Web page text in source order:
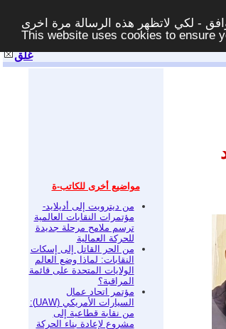
- لكي لاتظهر هذه الرسالة مرة اخرى -
This website uses cookies to ensure
غلق
مواضيع أخرى للكاتب-ة
من ديترويت إلى أديلايد-
مؤتمرات النقابات العالمية
ترسم ملامح مرحلة جديدة
للحركة العمالية
من الحر القاتل إلى إسكات
النقابات: لماذا وضع العالم
الولايات المتحدة على قائمة
المراقبة؟
مؤتمر اتحاد عمال
السيارات الأمريكي (UAW):
من نقابة قطاعية إلى
مشروع لإعادة بناء الحركة